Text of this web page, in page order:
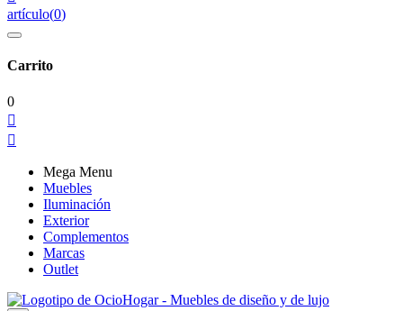
artículo(0)
Carrito
0


Mega Menu
Muebles
Iluminación
Exterior
Complementos
Marcas
Outlet